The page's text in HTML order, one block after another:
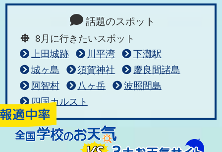
話題のスポット
8月に行きたいスポット
上田城跡
川平湾
下灘駅
城ヶ島
須賀神社
慶良間諸島
阿智村
八ヶ岳
波照間島
四国カルスト